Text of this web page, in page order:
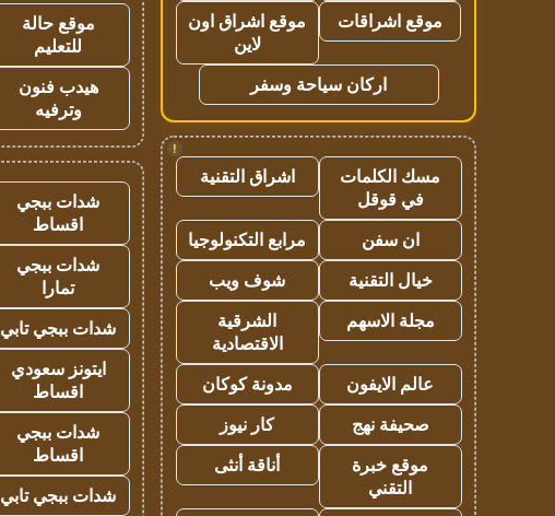
موقع اشراقات
موقع اشراق اون
لاين
اركان سياحة وسفر
!
مسك الكلمات
في قوقل
اشراق التقنية
ان سفن
مرابع التكنولوجيا
خيال التقنية
شوف ويب
مجلة الاسهم
الشرقية
الاقتصادية
عالم الايفون
مدونة كوكان
صحيفة نهج
كار نيوز
موقع خبرة
التقني
أناقة أنثى
موقع حالة
للتعليم
هيدب فنون
وترفيه
شدات ببجي
اقساط
شدات ببجي
تمارا
شدات ببجي تابي
ايتونز سعودي
اقساط
شدات ببجي
اقساط
شدات ببجي تابي